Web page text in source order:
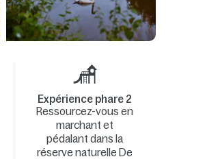
Expérience phare 2
Ressourcez-vous en
marchant et
pédalant dans la
réserve naturelle De